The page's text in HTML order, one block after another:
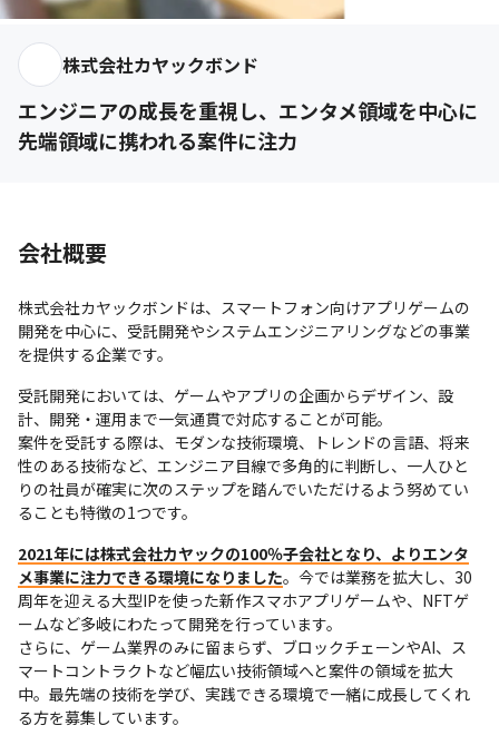
株式会社カヤックボンド
エンジニアの成長を重視し、エンタメ領域を中心に
先端領域に携われる案件に注力
会社概要
株式会社カヤックボンドは、スマートフォン向けアプリゲームの
開発を中心に、受託開発やシステムエンジニアリングなどの事業
を提供する企業です。
受託開発においては、ゲームやアプリの企画からデザイン、設
計、開発・運用まで一気通貫で対応することが可能。
案件を受託する際は、モダンな技術環境、トレンドの言語、将来
性のある技術など、エンジニア目線で多角的に判断し、一人ひと
りの社員が確実に次のステップを踏んでいただけるよう努めてい
ることも特徴の1つです。
2021年には株式会社カヤックの100％子会社となり、よりエンタ
メ事業に注力できる環境になりました。今では業務を拡大し、30
周年を迎える大型IPを使った新作スマホアプリゲームや、NFTゲ
ームなど多岐にわたって開発を行っています。
さらに、ゲーム業界のみに留まらず、ブロックチェーンやAI、ス
マートコントラクトなど幅広い技術領域へと案件の領域を拡大
中。最先端の技術を学び、実践できる環境で一緒に成長してくれ
る方を募集しています。